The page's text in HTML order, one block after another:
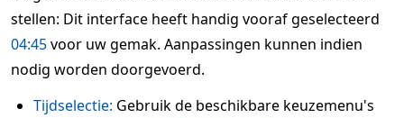
stellen: Dit interface heeft handig vooraf geselecteerd
04:45voor uw gemak. Aanpassingen kunnen indien
nodig worden doorgevoerd.
Tijdselectie: Gebruik de beschikbare keuzemenu's